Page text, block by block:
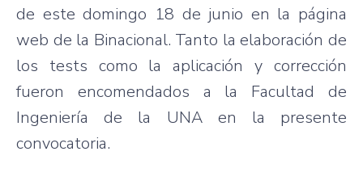
de este domingo 18 de junio en la página
web de la Binacional. Tanto la elaboración de
los tests como la aplicación y corrección
fueron encomendados a la Facultad de
Ingeniería de la UNA en la presente
convocatoria.